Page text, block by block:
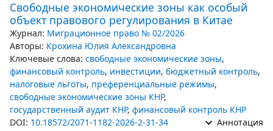
Свободные экономические зоны как особый
объект правового регулирования в Китае
Журнал: Миграционное право № 02/2026
Авторы: Крохина Юлия Александровна
Ключевые слова: свободные экономические зоны,
финансовый контроль, инвестиции, бюджетный контроль,
налоговые льготы, преференциальные режимы,
свободные экономические зоны КНР,
государственный аудит КНР, финансовый контроль КНР
DOI: 10.18572/2071-1182-2026-2-31-34 Аннотация